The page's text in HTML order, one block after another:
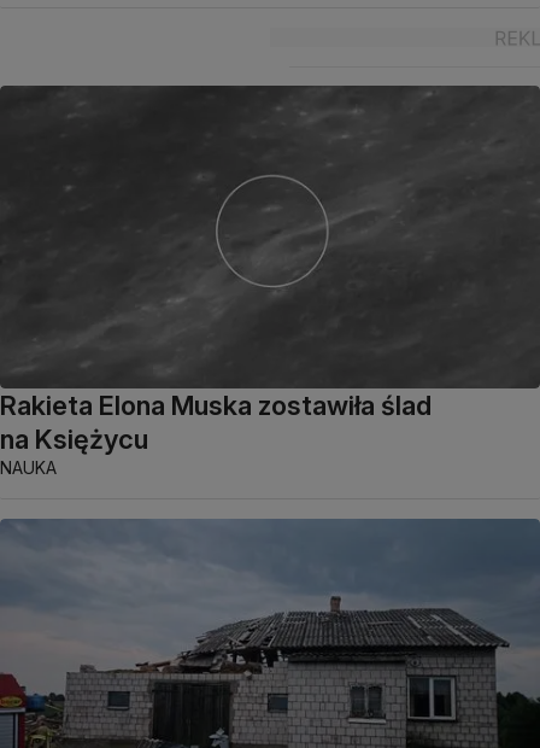
Rakieta Elona Muska zostawiła ślad
na Księżycu
NAUKA